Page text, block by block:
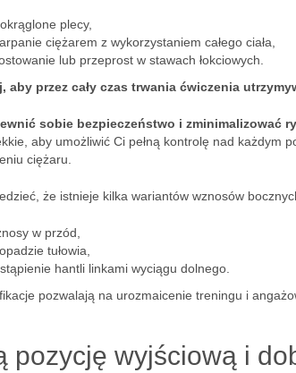
plecy,
ciężarem z wykorzystaniem całego ciała,
lub przeprost w stawach łokciowych.
aby przez cały czas trwania ćwiczenia
sobie bezpieczeństwo i zminimalizować
aby umożliwić Ci pełną kontrolę nad każdym
ciężaru.
że istnieje kilka wariantów wznosów
w przód,
tułowia,
hantli linkami wyciągu dolnego.
pozwalają na urozmaicenie treningu i
pozycję wyjściową i